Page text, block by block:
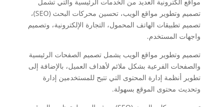
تصميم وتطوير مواقع الويب، تحسين محركات البحث (SEO)،
تصميم تطبيقات الهاتف المحمول، التجارة الإلكترونية، وتصميم
واجهات المستخدم.
تصميم وتطوير مواقع الويب يشمل تصميم الصفحات الرئيسية
والصفحات الفرعية بشكل ملائم لأهداف العميل، بالإضافة إلى
تطوير أنظمة إدارة المحتوى التي تتيح للمستخدمين إدارة
وتحديث محتوى الموقع بسهولة.